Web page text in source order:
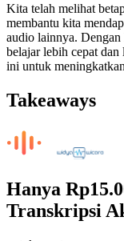
Kita telah melihat
membantu kita
audio lainnya.
belajar lebih cepat
ini untuk
Takeaways
Hanya
Transkripsi